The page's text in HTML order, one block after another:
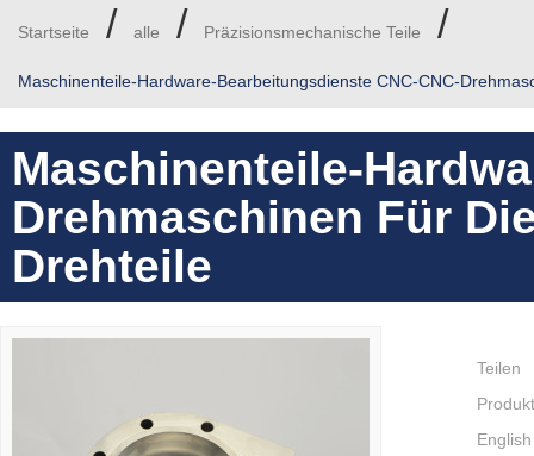
Startseite / alle / Präzisionsmechanische Teile /
Maschinenteile-Hardware-Bearbeitungsdienste CNC-CNC-
Maschinenteile-
Drehmaschinen Für
Drehteile
Teilen